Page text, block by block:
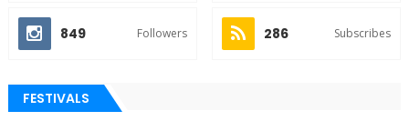
849 Followers 286 Subscribes
FESTIVALS